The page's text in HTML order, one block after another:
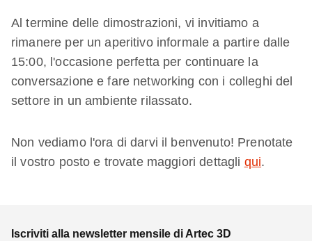
Al termine delle dimostrazioni, vi invitiamo a
rimanere per un aperitivo informale a partire dalle
15:00, l'occasione perfetta per continuare la
conversazione e fare networking con i colleghi del
settore in un ambiente rilassato.
Non vediamo l'ora di darvi il benvenuto! Prenotate
il vostro posto e trovate maggiori dettagli qui.
Iscriviti alla newsletter mensile di Artec 3D